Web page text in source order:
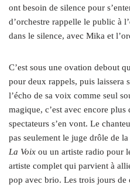
ont besoin de silence pour
d’orchestre rappelle le public à
dans le silence, avec Mika et
C’est sous une ovation debout
pour deux rappels, puis laissera
l’écho de sa voix comme seul
magique, c’est avec encore
spectateurs s’en vont. Le
pas seulement le juge drôle de
La Voix ou un artiste radio pour
artiste complet qui parvient à
pop avec brio. Les trois jours de